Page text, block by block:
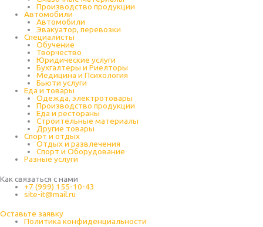
Производство продукции
Автомобили
Автомобили
Эвакуатор, перевозки
Специалисты
Обучение
Творчество
Юридические услуги
Бухгалтеры и Риелторы
Медицина и Психология
Бьюти услуги
Еда и товары
Одежда, электротовары
Производство продукции
Еда и рестораны
Строительные материалы
Другие товары
Спорт и отдых
Отдых и развлечения
Спорт и Оборудование
Разные услуги
Как связаться с нами
+7 (999) 155-10-43
site-it@mail.ru
Оставьте заявку
Политика конфиденциальности